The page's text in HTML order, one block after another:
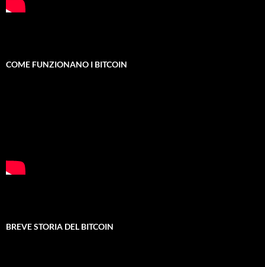
COME FUNZIONANO I BITCOIN
BREVE STORIA DEL BITCOIN